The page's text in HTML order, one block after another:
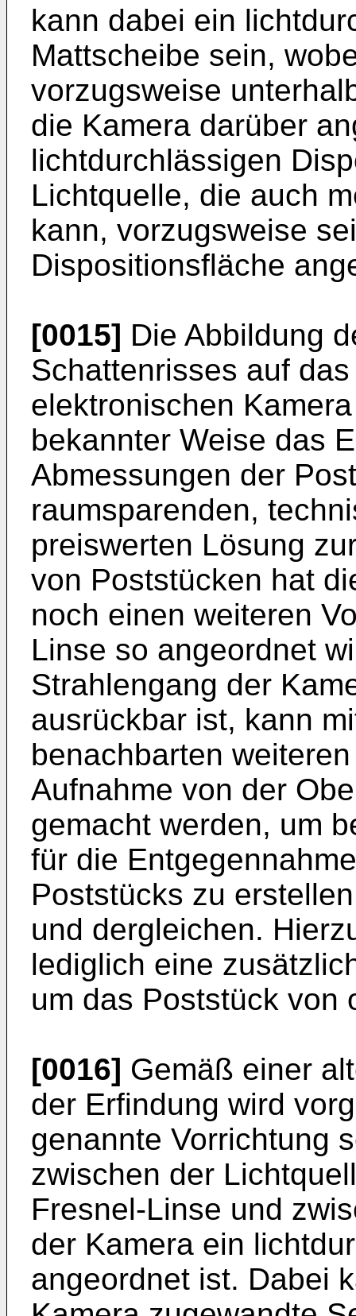
kann dabei ein
Mattscheibe sein,
vorzugsweise
die Kamera darüber
lichtdurchlässigen
Lichtquelle, die auch
kann, vorzugsweise
Dispositionsfläche
[0015] Die Abbildung
Schattenrisses auf
elektronischen
bekannter Weise das
Abmessungen der
raumsparenden,
preiswerten Lösung
von Poststücken hat
noch einen weiteren
Linse so angeordnet
Strahlengang der
ausrückbar ist, kann
benachbarten
Aufnahme von der
gemacht werden, um
für die
Poststücks zu
und dergleichen.
lediglich eine
um das Poststück von
[0016] Gemäß einer
der Erfindung wird
genannte Vorrichtung
zwischen der
Fresnel-Linse und
der Kamera ein
angeordnet ist. Dabei